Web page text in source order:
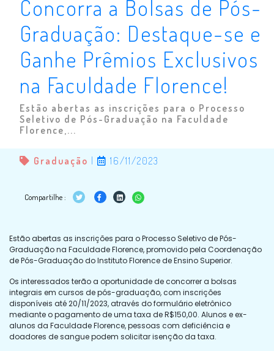
Concorra a Bolsas de Pós-
Graduação: Destaque-se e
Ganhe Prêmios Exclusivos
na Faculdade Florence!
Estão abertas as inscrições para o Processo
Seletivo de Pós-Graduação na Faculdade
Florence,...
Graduação | 16/11/2023
Compartilhe :
Estão abertas as inscrições para o Processo Seletivo de Pós-
Graduação na Faculdade Florence, promovido pela Coordenação
de Pós-Graduação do Instituto Florence de Ensino Superior.
Os interessados terão a oportunidade de concorrer a bolsas
integrais em cursos de pós-graduação, com inscrições
disponíveis até 20/11/2023, através do formulário eletrônico
mediante o pagamento de uma taxa de R$150,00. Alunos e ex-
alunos da Faculdade Florence, pessoas com deficiência e
doadores de sangue podem solicitar isenção da taxa.